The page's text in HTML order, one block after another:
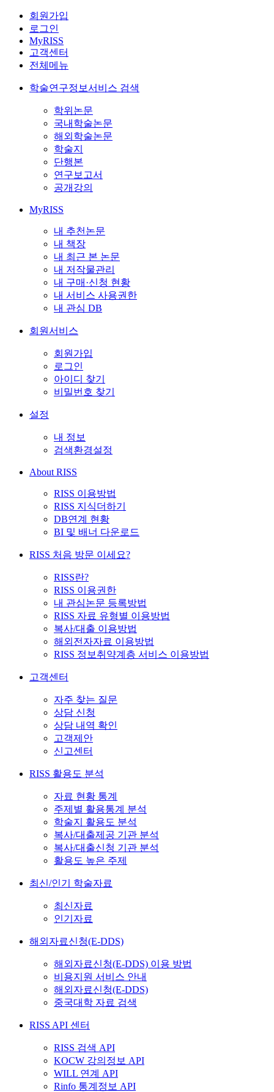
회원가입
로그인
MyRISS
고객센터
전체메뉴
학술연구정보서비스 검색
학위논문
국내학술논문
해외학술논문
학술지
단행본
연구보고서
공개강의
MyRISS
내 추천논문
내 책장
내 최근 본 논문
내 저작물관리
내 구매·신청 현황
내 서비스 사용권한
내 관심 DB
회원서비스
회원가입
로그인
아이디 찾기
비밀번호 찾기
설정
내 정보
검색환경설정
About RISS
RISS 이용방법
RISS 지식더하기
DB연계 현황
BI 및 배너 다운로드
RISS 처음 방문 이세요?
RISS란?
RISS 이용권한
내 관심논문 등록방법
RISS 자료 유형별 이용방법
복사/대출 이용방법
해외전자자료 이용방법
RISS 정보취약계층 서비스 이용방법
고객센터
자주 찾는 질문
상담 신청
상담 내역 확인
고객제안
신고센터
RISS 활용도 분석
자료 현황 통계
주제별 활용통계 분석
학술지 활용도 분석
복사/대출제공 기관 분석
복사/대출신청 기관 분석
활용도 높은 주제
최신/인기 학술자료
최신자료
인기자료
해외자료신청(E-DDS)
해외자료신청(E-DDS) 이용 방법
비용지원 서비스 안내
해외자료신청(E-DDS)
중국대학 자료 검색
RISS API 센터
RISS 검색 API
KOCW 강의정보 API
WILL 연계 API
Rinfo 통계정보 API